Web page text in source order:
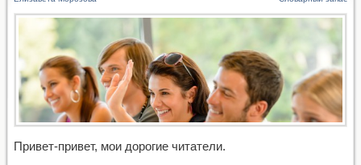
Привет-привет, мои дорогие читатели.